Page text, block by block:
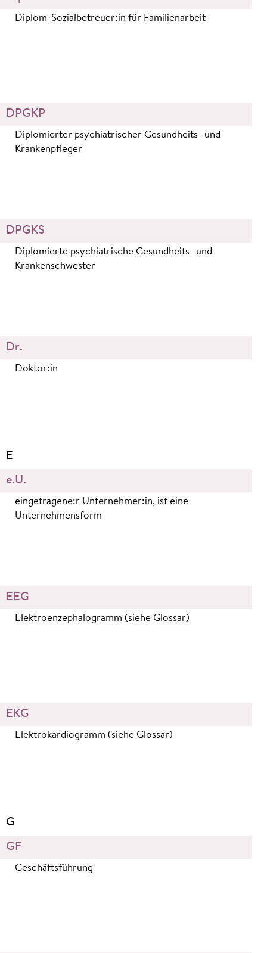
Diplom-Sozialbetreuer:in für Familienarbeit
DPGKP
Diplomierter psychiatrischer Gesundheits- und
Krankenpfleger
DPGKS
Diplomierte psychiatrische Gesundheits- und
Krankenschwester
Dr.
Doktor:in
E
e.U.
eingetragene:r Unternehmer:in, ist eine
Unternehmensform
EEG
Elektroenzephalogramm (siehe Glossar)
EKG
Elektrokardiogramm (siehe Glossar)
G
GF
Geschäftsführung